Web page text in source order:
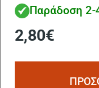
Παράδοση 2-
2,80€